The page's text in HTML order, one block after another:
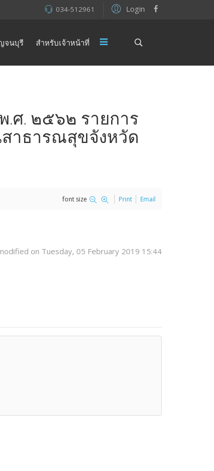
Login
034-512961
จนบุรี สำหรับเจ้าหน้าที่
.ศ. ๒๕๖๒ รายการ
าธารณสุขจังหวัด
font size Print Email
on Tuesday, 05 February 2019 15:44